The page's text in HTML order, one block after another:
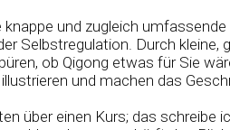
und zugleich umfassende
Selbstregulation. Durch kleine,
ob Qigong etwas für Sie
und machen das
über einen Kurs; das schreibe